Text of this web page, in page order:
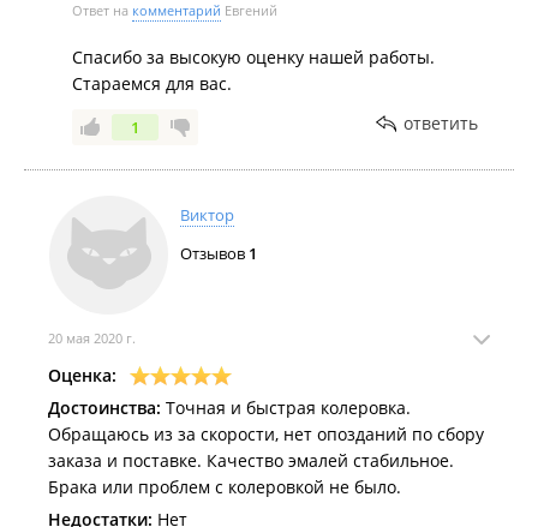
Ответ на комментарий Евгений
Спасибо за высокую оценку нашей работы.
Стараемся для вас.
1 ответить
Виктор
Отзывов 1
20 мая 2020 г.
Оценка:
Достоинства: Точная и быстрая колеровка.
Обращаюсь из за скорости, нет опозданий по сбору
заказа и поставке. Качество эмалей стабильное.
Брака или проблем с колеровкой не было.
Недостатки: Нет